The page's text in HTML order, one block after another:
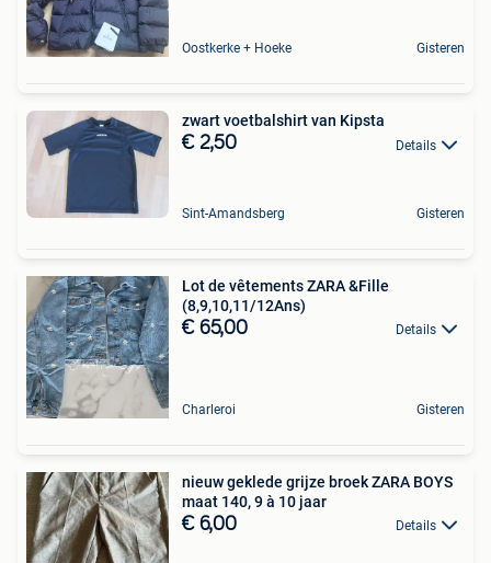
Oostkerke + Hoeke Gisteren
zwart voetbalshirt van Kipsta
€ 2,50 Details
Sint-Amandsberg Gisteren
Lot de vêtements ZARA &Fille
(8,9,10,11/12Ans)
€ 65,00 Details
Charleroi Gisteren
nieuw geklede grijze broek ZARA BOYS
maat 140, 9 à 10 jaar
€ 6,00 Details